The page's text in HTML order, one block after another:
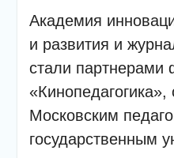
Академия
и развития и
стали партнерами
Московским
государственным